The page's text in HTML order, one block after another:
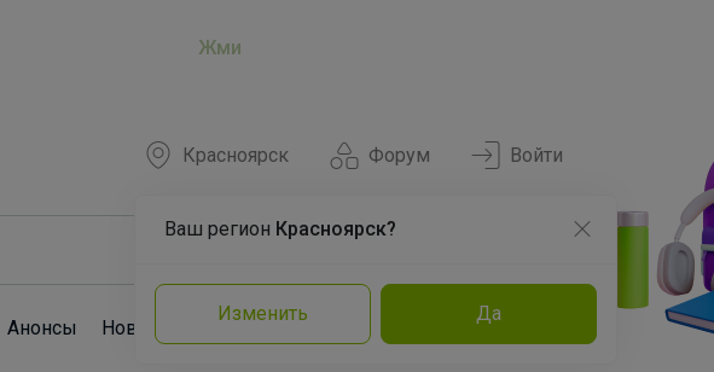
Жми
Форум
Красноярск
Ваш регион Красноярск?
Изменить Да
Войти
Анонсы Новости Команда Эксперты